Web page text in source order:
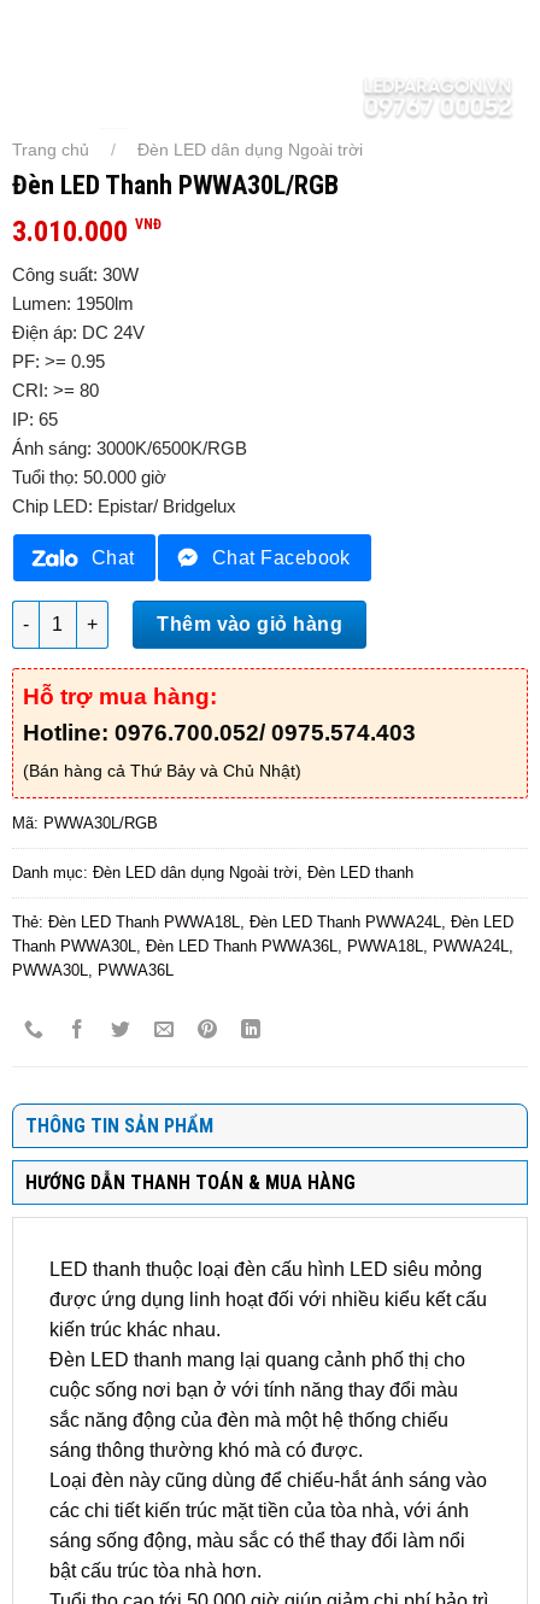
Trang chủ / Đèn LED dân dụng Ngoài trời
Đèn LED Thanh PWWA30L/RGB
3.010.000 VNĐ
Công suất: 30W
Lumen: 1950lm
Điện áp: DC 24V
PF: >= 0.95
CRI: >= 80
IP: 65
Ánh sáng: 3000K/6500K/RGB
Tuổi thọ: 50.000 giờ
Chip LED: Epistar/ Bridgelux
Chat Chat Facebook
Đèn LED Thanh PWWA30L/RGB số lượng
Thêm vào giỏ hàng
Hỗ trợ mua hàng:
Hotline: 0976.700.052/ 0975.574.403
(Bán hàng cả Thứ Bảy và Chủ Nhật)
Mã: PWWA30L/RGB
Danh mục: Đèn LED dân dụng Ngoài trời Đèn LED thanh
Thẻ: Đèn LED Thanh PWWA18L Đèn LED Thanh PWWA24L
Đèn LED
Thanh PWWA30L
Đèn LED Thanh PWWA36L PWWA18L PWWA24L
PWWA30L
PWWA36L
THÔNG TIN SẢN PHẨM
HƯỚNG DẪN THANH TOÁN & MUA HÀNG
LED thanh thuộc loại đèn cấu hình LED siêu mỏng
được ứng dụng linh hoạt đối với nhiều kiểu kết cấu
kiến trúc khác nhau.
Đèn LED thanh mang lại quang cảnh phố thị cho
cuộc sống nơi bạn ở với tính năng thay đổi màu
sắc năng động của đèn mà một hệ thống chiếu
sáng thông thường khó mà có được.
Loại đèn này cũng dùng để chiếu-hắt ánh sáng vào
các chi tiết kiến trúc mặt tiền của tòa nhà, với ánh
sáng sống động, màu sắc có thể thay đổi làm nổi
bật cấu trúc tòa nhà hơn.